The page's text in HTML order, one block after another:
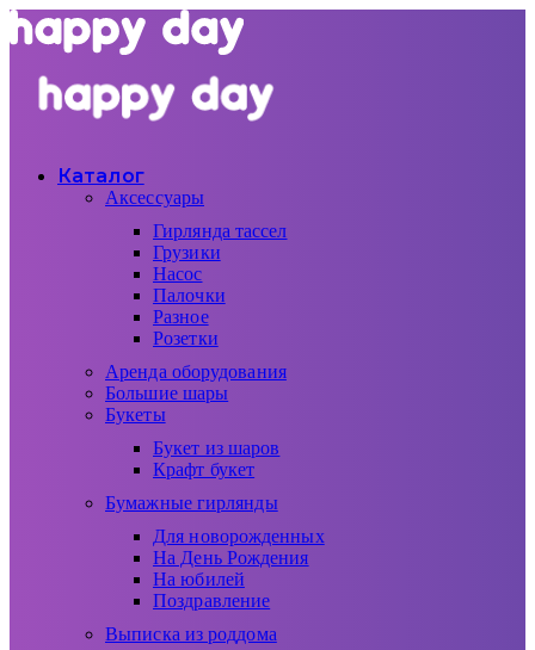
Каталог
Аксессуары
Гирлянда тассел
Грузики
Насос
Палочки
Разное
Розетки
Аренда оборудования
Большие шары
Букеты
Букет из шаров
Крафт букет
Бумажные гирлянды
Для новорожденных
На День Рождения
На юбилей
Поздравление
Выписка из роддома